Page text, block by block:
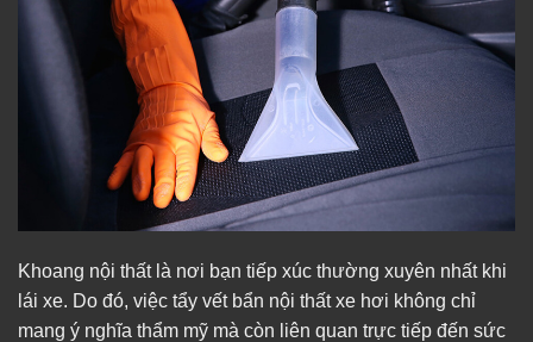
Khoang nội thất là nơi bạn tiếp xúc thường xuyên nhất khi
lái xe. Do đó, việc tẩy vết bẩn nội thất xe hơi không chỉ
mang ý nghĩa thẩm mỹ mà còn liên quan trực tiếp đến sức